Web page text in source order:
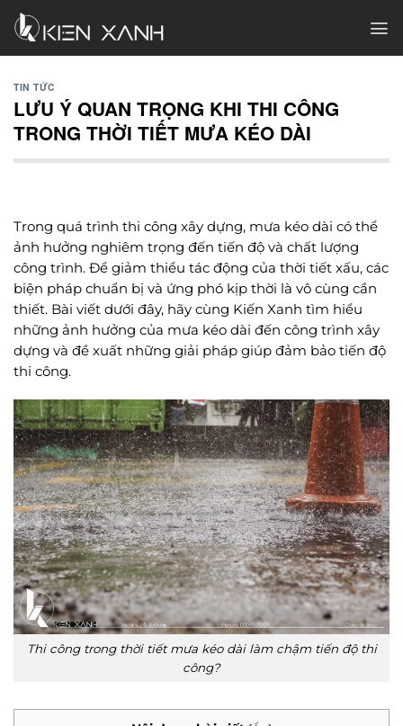
Chuyển
đến
TIN TỨC
LƯU Ý QUAN TRỌNG KHI THI CÔNG
TRONG THỜI TIẾT MƯA KÉO DÀI
Trong quá trình thi công xây dựng, mưa kéo dài có thể
ảnh hưởng nghiêm trọng đến tiến độ và chất lượng
công trình. Để giảm thiểu tác động của thời tiết xấu, các
biện pháp chuẩn bị và ứng phó kịp thời là vô cùng cần
thiết. Bài viết dưới đây, hãy cùng Kiến Xanh tìm hiểu
những ảnh hưởng của mưa kéo dài đến công trình xây
dựng và đề xuất những giải pháp giúp đảm bảo tiến độ
thi công.
Thi công trong thời tiết mưa kéo dài làm chậm tiến độ thi
công?